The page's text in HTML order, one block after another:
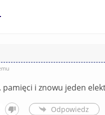
pamięci i znowu jeden
Odpowiedz